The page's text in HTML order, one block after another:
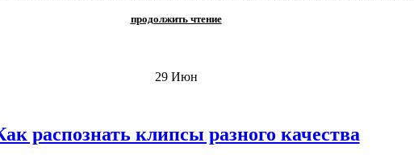
продолжить чтение
29 Июн
распознать клипсы разного качества